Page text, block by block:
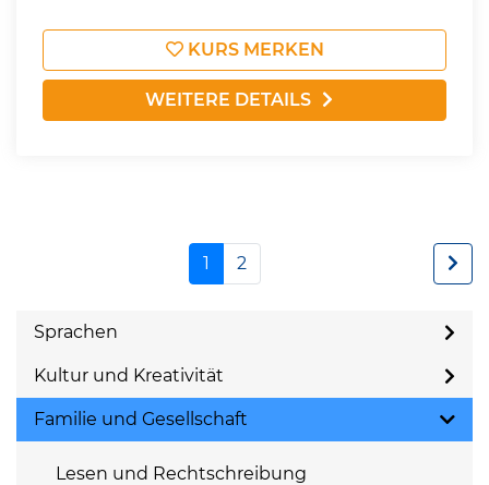
KURS MERKEN
WEITERE DETAILS
1 2
Sprachen
Kultur und Kreativität
Familie und Gesellschaft
Lesen und Rechtschreibung